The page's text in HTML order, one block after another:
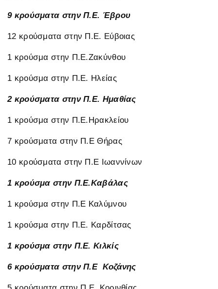
9 κρούσματα στην Π.Ε. Έβρου
12 κρούσματα στην Π.Ε. Εύβοιας
1 κρούσμα στην Π.Ε.Ζακύνθου
1 κρούσμα στην Π.Ε. Ηλείας
2 κρούσματα στην Π.Ε. Ημαθίας
1 κρούσμα στην Π.Ε.Ηρακλείου
7 κρούσματα στην Π.Ε Θήρας
10 κρούσματα στην Π.Ε Ιωαννίνων
1 κρούσμα στην Π.Ε.Καβάλας
1 κρούσμα στην Π.Ε Καλύμνου
1 κρούσμα στην Π.Ε. Καρδίτσας
1 κρούσμα στην Π.Ε. Κιλκίς
6 κρούσματα στην Π.Ε Κοζάνης